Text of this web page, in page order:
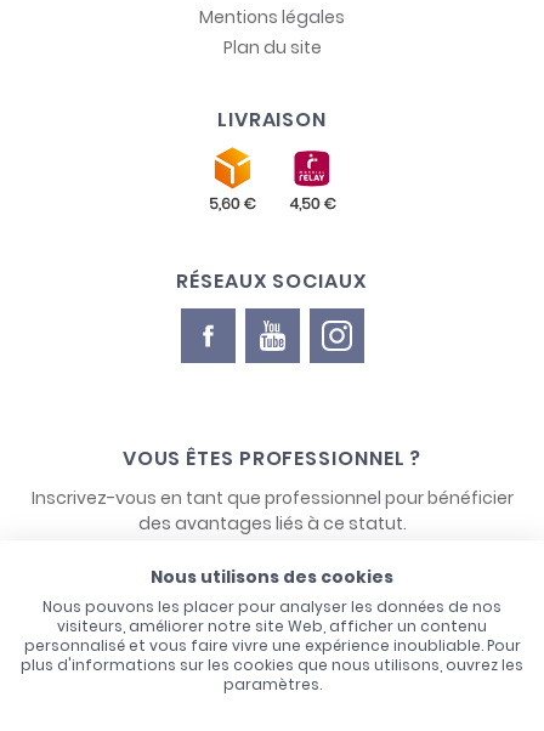
Mentions légales
Plan du site
LIVRAISON
RÉSEAUX SOCIAUX
VOUS ÊTES PROFESSIONNEL ?
Inscrivez-vous en tant que professionnel pour bénéficier
des avantages liés à ce statut.
Nous utilisons des cookies
Nous pouvons les placer pour analyser les données de nos
visiteurs, améliorer notre site Web, afficher un contenu
personnalisé et vous faire vivre une expérience inoubliable. Pour
plus d'informations sur les cookies que nous utilisons, ouvrez les
paramètres.